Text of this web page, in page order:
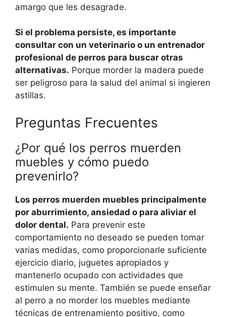
amargo que les desagrade.
Si el problema persiste, es importante
consultar con un veterinario o un entrenador
profesional de perros para buscar otras
alternativas. Porque morder la madera puede
ser peligroso para la salud del animal si ingieren
astillas.
Preguntas Frecuentes
¿Por qué los perros muerden
muebles y cómo puedo
prevenirlo?
Los perros muerden muebles principalmente
por aburrimiento, ansiedad o para aliviar el
dolor dental. Para prevenir este
comportamiento no deseado se pueden tomar
varias medidas, como proporcionarle suficiente
ejercicio diario, juguetes apropiados y
mantenerlo ocupado con actividades que
estimulen su mente. También se puede enseñar
al perro a no morder los muebles mediante
técnicas de entrenamiento positivo, como